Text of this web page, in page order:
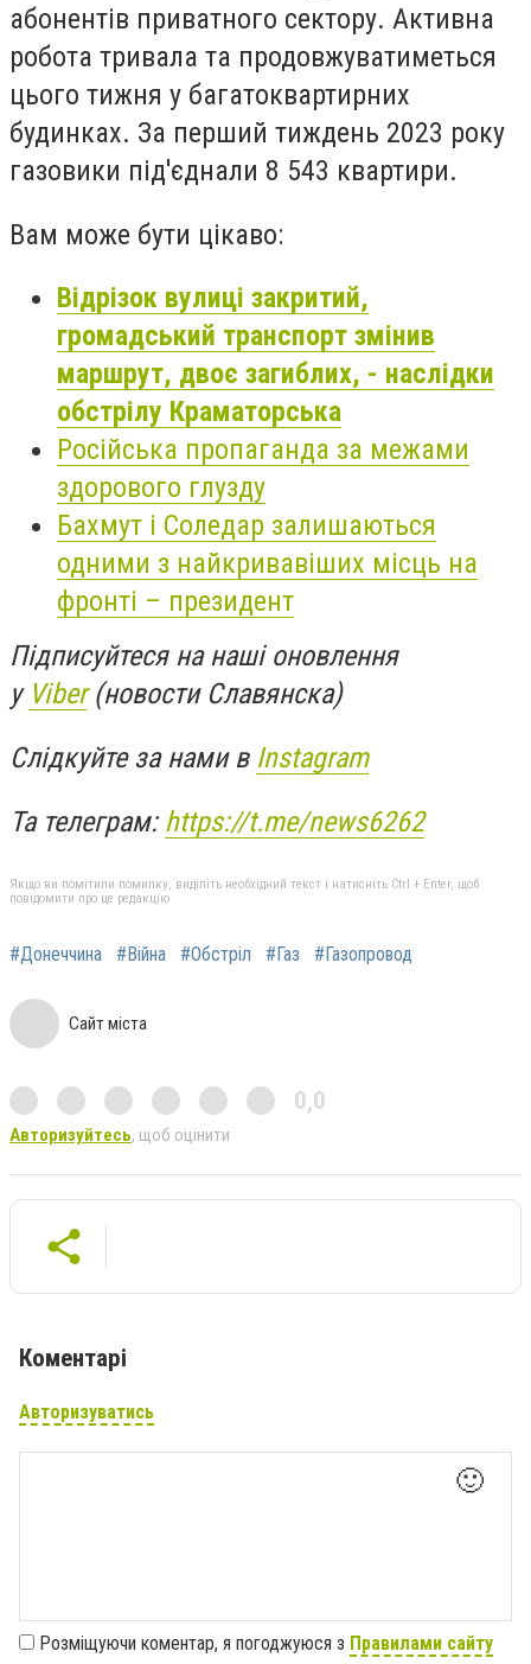
абонентів приватного сектору. Активна
робота тривала та продовжуватиметься
цього тижня у багатоквартирних
будинках. За перший тиждень 2023 року
газовики під'єднали 8 543 квартири.
Вам може бути цікаво:
Відрізок вулиці закритий,
громадський транспорт змінив
маршрут, двоє загиблих, - наслідки
обстрілу Краматорська
Російська пропаганда за межами
здорового глузду
Бахмут і Соледар залишаються
одними з найкривавіших місць на
фронті – президент
Підписуйтеся на наші оновлення
у Viber(новости Славянска)
Слідкуйте за нами в Instagram
Та телеграм: https://t.me/news6262
Якщо ви помітили помилку, виділіть необхідний текст і натисніть Ctrl + Enter, щоб
повідомити про це редакцію
#Донеччина #Війна #Обстріл #Газ #Газопровод
Сайт міста
0,0
Авторизуйтесь, щоб оцінити
Коментарі
Авторизуватись
🙂
Розміщуючи коментар, я погоджуюся з Правилами сайту